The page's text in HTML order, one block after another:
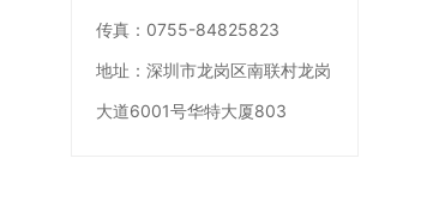
传真： 0755-84825823
地址： 深圳市龙岗区南联村龙岗
大道6001号华特大厦803